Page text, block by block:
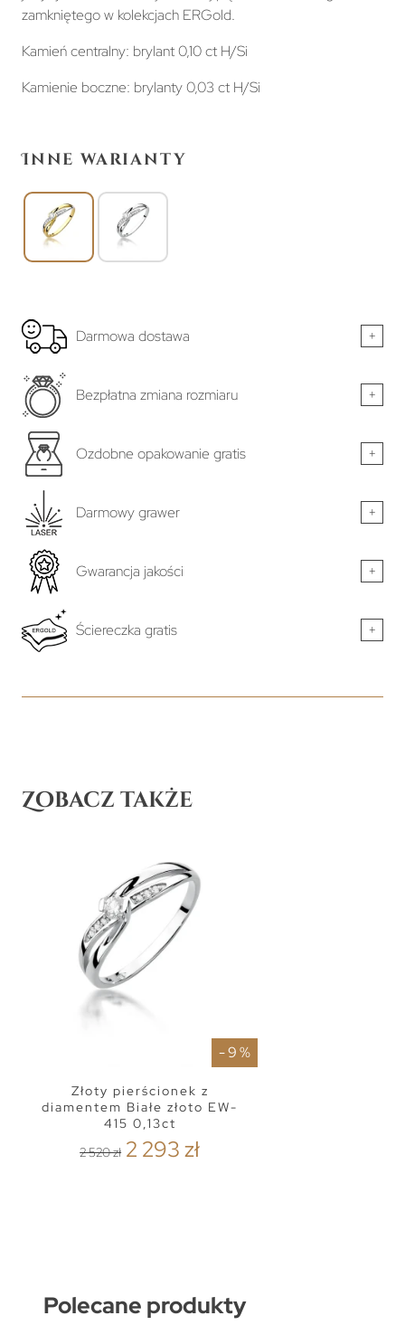
zamkniętego w kolekcjach ERGold.
Kamień centralny: brylant 0,10 ct H/Si
Kamienie boczne: brylanty 0,03 ct H/Si
Inne warianty
Darmowa dostawa +
Bezpłatna zmiana rozmiaru +
Ozdobne opakowanie gratis +
Darmowy grawer +
Gwarancja jakości +
Ściereczka gratis +
Zobacz także
- 9 %
Złoty pierścionek z
diamentem Białe złoto EW-
415 0,13ct
2 520 zł 2 293 zł
Polecane produkty